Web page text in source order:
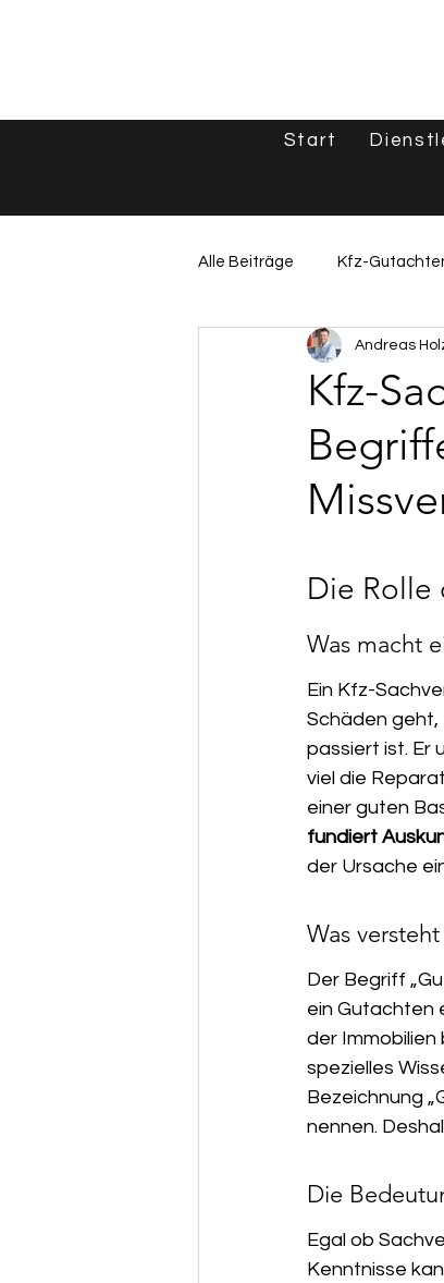
Start
Alle Beiträge Kfz-
Unfallgutachten &
Oldtimer &
Kfz-
Andreas
Die Rolle
Was macht
Ein Kfz-
Schäden geht,
passiert ist. Er
viel die
einer guten
fundiert
der Ursache
Was
Der Begriff
ein Gutachten
der
spezielles
Bezeichnung
nennen.
Die
Egal ob
Kenntnisse